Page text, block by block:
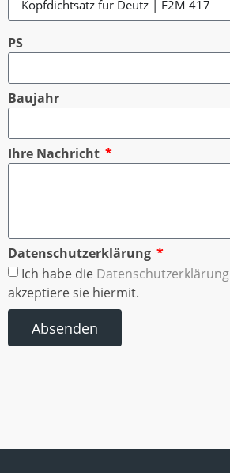
PS
Baujahr
Ihre Nachricht
Datenschutzerklärung
Ich habe die Datenschutzerklärung
akzeptiere sie hiermit.
Absenden